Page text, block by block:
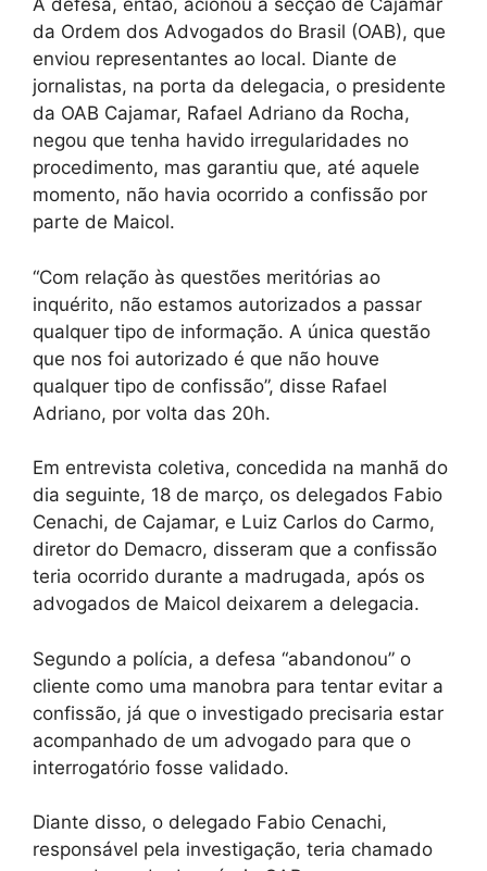
A defesa, então, acionou a secção de Cajamar
da Ordem dos Advogados do Brasil (OAB), que
enviou representantes ao local. Diante de
jornalistas, na porta da delegacia, o presidente
da OAB Cajamar, Rafael Adriano da Rocha,
negou que tenha havido irregularidades no
procedimento, mas garantiu que, até aquele
momento, não havia ocorrido a confissão por
parte de Maicol.
“Com relação às questões meritórias ao
inquérito, não estamos autorizados a passar
qualquer tipo de informação. A única questão
que nos foi autorizado é que não houve
qualquer tipo de confissão”, disse Rafael
Adriano, por volta das 20h.
Em entrevista coletiva, concedida na manhã do
dia seguinte, 18 de março, os delegados Fabio
Cenachi, de Cajamar, e Luiz Carlos do Carmo,
diretor do Demacro, disseram que a confissão
teria ocorrido durante a madrugada, após os
advogados de Maicol deixarem a delegacia.
Segundo a polícia, a defesa “abandonou” o
cliente como uma manobra para tentar evitar a
confissão, já que o investigado precisaria estar
acompanhado de um advogado para que o
interrogatório fosse validado.
Diante disso, o delegado Fabio Cenachi,
responsável pela investigação, teria chamado